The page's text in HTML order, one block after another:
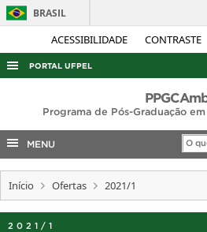
ACESSIBILIDADE CONTRASTE
BRASIL
PORTAL UFPEL
AUDITORIA
COBALTO
CONCURSOS
EDITAIS
INTERNACIONAL
Programa de Pós-Graduação
MENU
Início Ofertas 2021/1
2021/1